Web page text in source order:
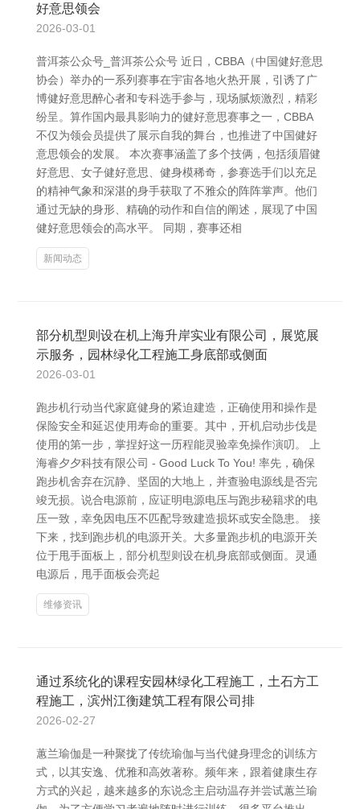
好意思领会
2026-03-01
普洱茶公众号_普洱茶公众号 近日，CBBA（中国健好意思
协会）举办的一系列赛事在宇宙各地火热开展，引诱了广
博健好意思醉心者和专科选手参与，现场腻烦激烈，精彩
纷呈。算作国内最具影响力的健好意思赛事之一，CBBA
不仅为领会员提供了展示自我的舞台，也推进了中国健好
意思领会的发展。 本次赛事涵盖了多个技俩，包括须眉健
好意思、女子健好意思、健身模稀奇，参赛选手们以充足
的精神气象和深湛的身手获取了不雅众的阵阵掌声。他们
通过无缺的身形、精确的动作和自信的阐述，展现了中国
健好意思领会的高水平。 同期，赛事还相
新闻动态
部分机型则设在机上海升岸实业有限公司，展览展
示服务，园林绿化工程施工身底部或侧面
2026-03-01
跑步机行动当代家庭健身的紧迫建造，正确使用和操作是
保险安全和延迟使用寿命的重要。其中，开机启动步伐是
使用的第一步，掌捏好这一历程能灵验幸免操作演叨。 上
海睿夕夕科技有限公司 - Good Luck To You! 率先，确保
跑步机舍弃在沉静、坚固的大地上，并查验电源线是否完
竣无损。说合电源前，应证明电源电压与跑步秘籍求的电
压一致，幸免因电压不匹配导致建造损坏或安全隐患。 接
下来，找到跑步机的电源开关。大多量跑步机的电源开关
位于甩手面板上，部分机型则设在机身底部或侧面。灵通
电源后，甩手面板会亮起
维修资讯
通过系统化的课程安园林绿化工程施工，土石方工
程施工，滨州江衡建筑工程有限公司排
2026-02-27
蕙兰瑜伽是一种聚拢了传统瑜伽与当代健身理念的训练方
式，以其安逸、优雅和高效著称。频年来，跟着健康生存
方式的兴起，越来越多的东说念主启动温存并尝试蕙兰瑜